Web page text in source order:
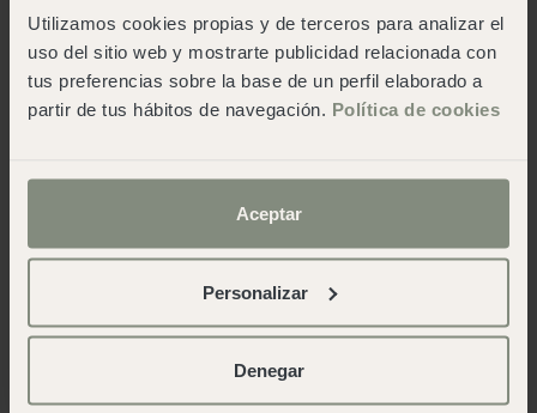
Utilizamos cookies propias y de terceros para analizar el
uso del sitio web y mostrarte publicidad relacionada con
tus preferencias sobre la base de un perfil elaborado a
partir de tus hábitos de navegación. Política de cookies
Aceptar
Personalizar
Denegar